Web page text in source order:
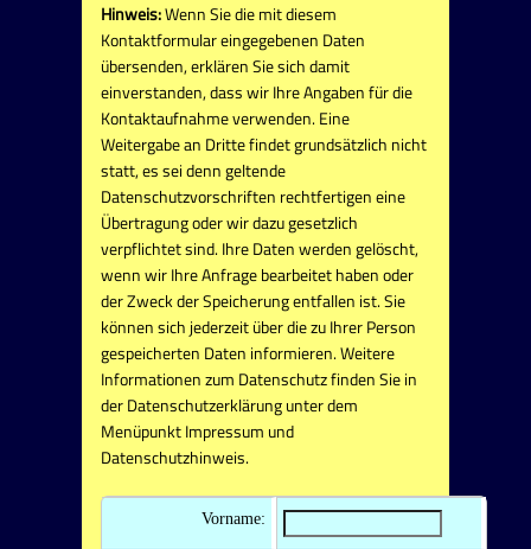
Hinweis:Wenn Sie die mit diesem
Kontaktformular eingegebenen Daten
übersenden, erklären Sie sich damit
einverstanden, dass wir Ihre Angaben für die
Kontaktaufnahme verwenden. Eine
Weitergabe an Dritte findet grundsätzlich nicht
statt, es sei denn geltende
Datenschutzvorschriften rechtfertigen eine
Übertragung oder wir dazu gesetzlich
verpflichtet sind. Ihre Daten werden gelöscht,
wenn wir Ihre Anfrage bearbeitet haben oder
der Zweck der Speicherung entfallen ist. Sie
können sich jederzeit über die zu Ihrer Person
gespeicherten Daten informieren. Weitere
Informationen zum Datenschutz finden Sie in
der Datenschutzerklärung unter dem
Menüpunkt Impressum und
Datenschutzhinweis.
Vorname: